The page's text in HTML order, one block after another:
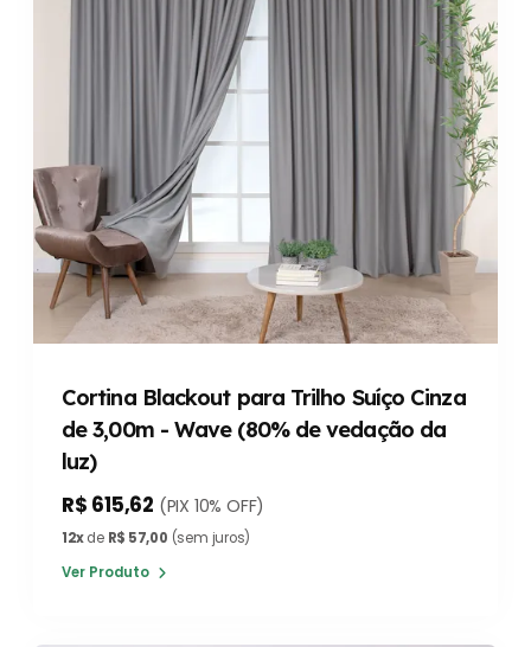
Cortina Blackout para Trilho Suíço Cinza
de 3,00m - Wave (80% de vedação da
luz)
R$ 615,62 (PIX 10% OFF)
12xde R$ 57,00 (sem juros)
Ver Produto